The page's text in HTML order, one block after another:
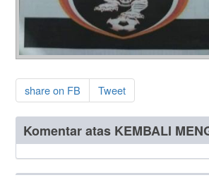
share on FB Tweet
Komentar atas KEMBALI